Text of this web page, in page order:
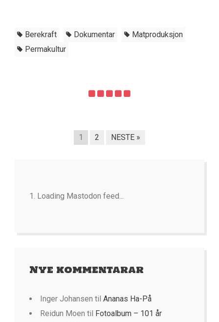
Berekraft Dokumentar
Matproduksjon
Permakultur
1 2 NESTE »
Loading Mastodon feed...
Nye kommentarar
Inger Johansen til Ananas Ha-På
Reidun Moen til
Fotoalbum – 101 år